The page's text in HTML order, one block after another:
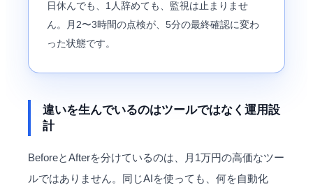
日休んでも、1人辞めても、監視は止まりませ
ん。月2〜3時間の点検が、5分の最終確認に変わ
った状態です。
違いを生んでいるのはツールではなく運用設
計
BeforeとAfterを分けているのは、月1万円の高価なツー
ルではありません。同じAIを使っても、何を自動化